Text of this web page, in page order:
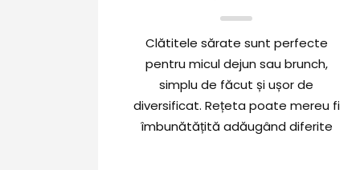
Clătitele sărate sunt perfecte
pentru micul dejun sau brunch,
simplu de făcut și ușor de
diversificat. Rețeta poate mereu fi
îmbunătățită adăugând diferite